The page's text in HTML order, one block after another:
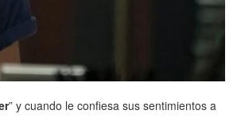
” y cuando le confiesa sus sentimientos a